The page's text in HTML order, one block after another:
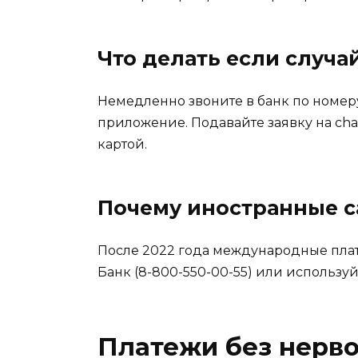
Что делать если
Немедленно звоните в банк по
приложение. Подавайте заявку на
картой.
Почему иностранные
После 2022 года международные
Банк (8-800-550-00-55) или
Платежи без